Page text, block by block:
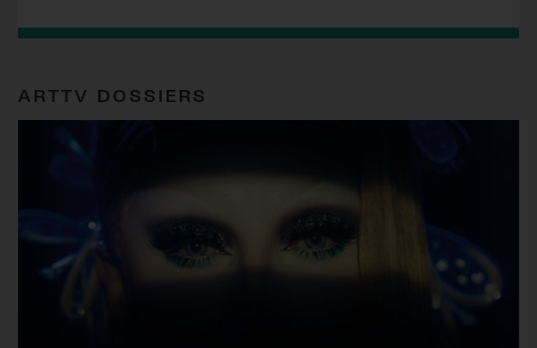
ARTTV DOSSIERS